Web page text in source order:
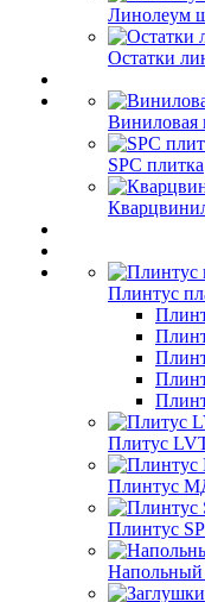
Линолеум
Остатки
Виниловая
SPC плитка
Плинтус
Плитус
Плинтус
Плинтус
Напольный